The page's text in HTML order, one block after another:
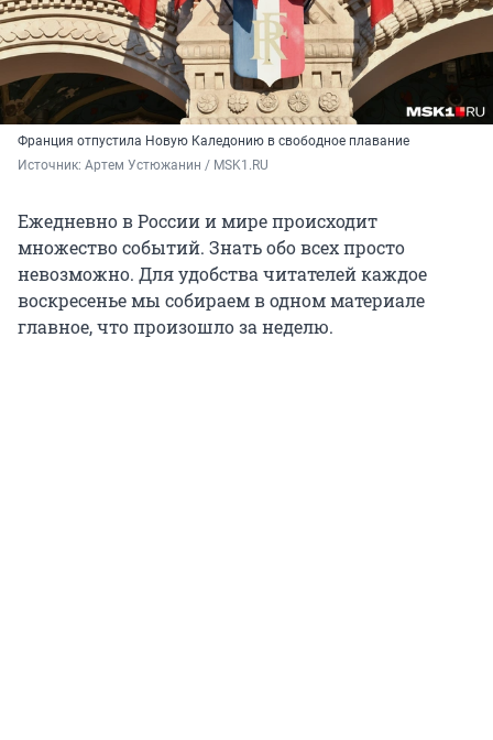
Франция отпустила Новую Каледонию в свободное плавание
Источник: Артем Устюжанин / MSK1.RU
Ежедневно в России и мире происходит
множество событий. Знать обо всех просто
невозможно. Для удобства читателей каждое
воскресенье мы собираем в одном материале
главное, что произошло за неделю.